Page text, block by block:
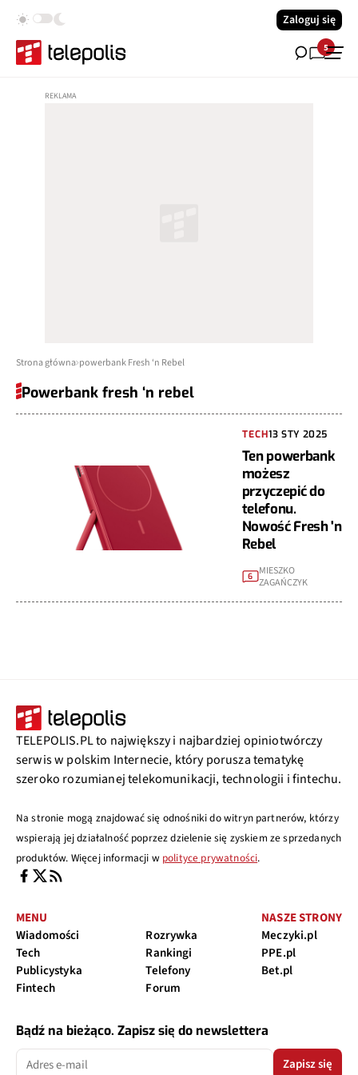
Zaloguj się
5
Strona główna powerbank Fresh ‘n Rebel
Powerbank fresh ‘n rebel
TECH13 STY 2025
Ten powerbank
możesz
przyczepić do
telefonu.
Nowość Fresh 'n
Rebel
6
MIESZKO
ZAGAŃCZYK
TELEPOLIS.PL to największy i najbardziej opiniotwórczy
serwis w polskim Internecie, który porusza tematykę
szeroko rozumianej telekomunikacji, technologii i fintechu.
Na stronie mogą znajdować się odnośniki do witryn partnerów, którzy
wspierają jej działalność poprzez dzielenie się zyskiem ze sprzedanych
produktów. Więcej informacji w polityce prywatności.
MENU
Wiadomości
Tech
Publicystyka
Fintech
Rozrywka
Rankingi
Telefony
Forum
NASZE STRONY
Meczyki.pl
PPE.pl
Bet.pl
Bądź na bieżąco. Zapisz się do newslettera
Zapisz się